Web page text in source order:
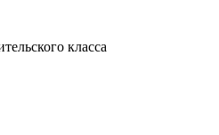
класса